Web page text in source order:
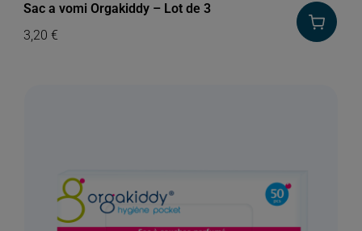
Sac a vomi Orgakiddy – Lot de 3
3,20€